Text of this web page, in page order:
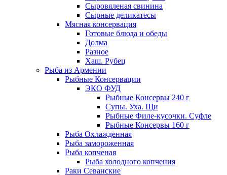
Сыровяленая свинина
Сырные деликатесы
Мясная консервация
Готовые блюда и обеды
Долма
Разное
Хаш. Рубец
Рыба из Армении
Рыбные Консервации
ЭКО ФУД
Рыбные Консервы 240 г
Супы. Уха. Щи
Рыбные Филе-кусочки. Суфле
Рыбные Консервы 160 г
Рыба Охлажденная
Рыба замороженная
Рыба копченая
Рыба холодного копчения
Раки Севанские